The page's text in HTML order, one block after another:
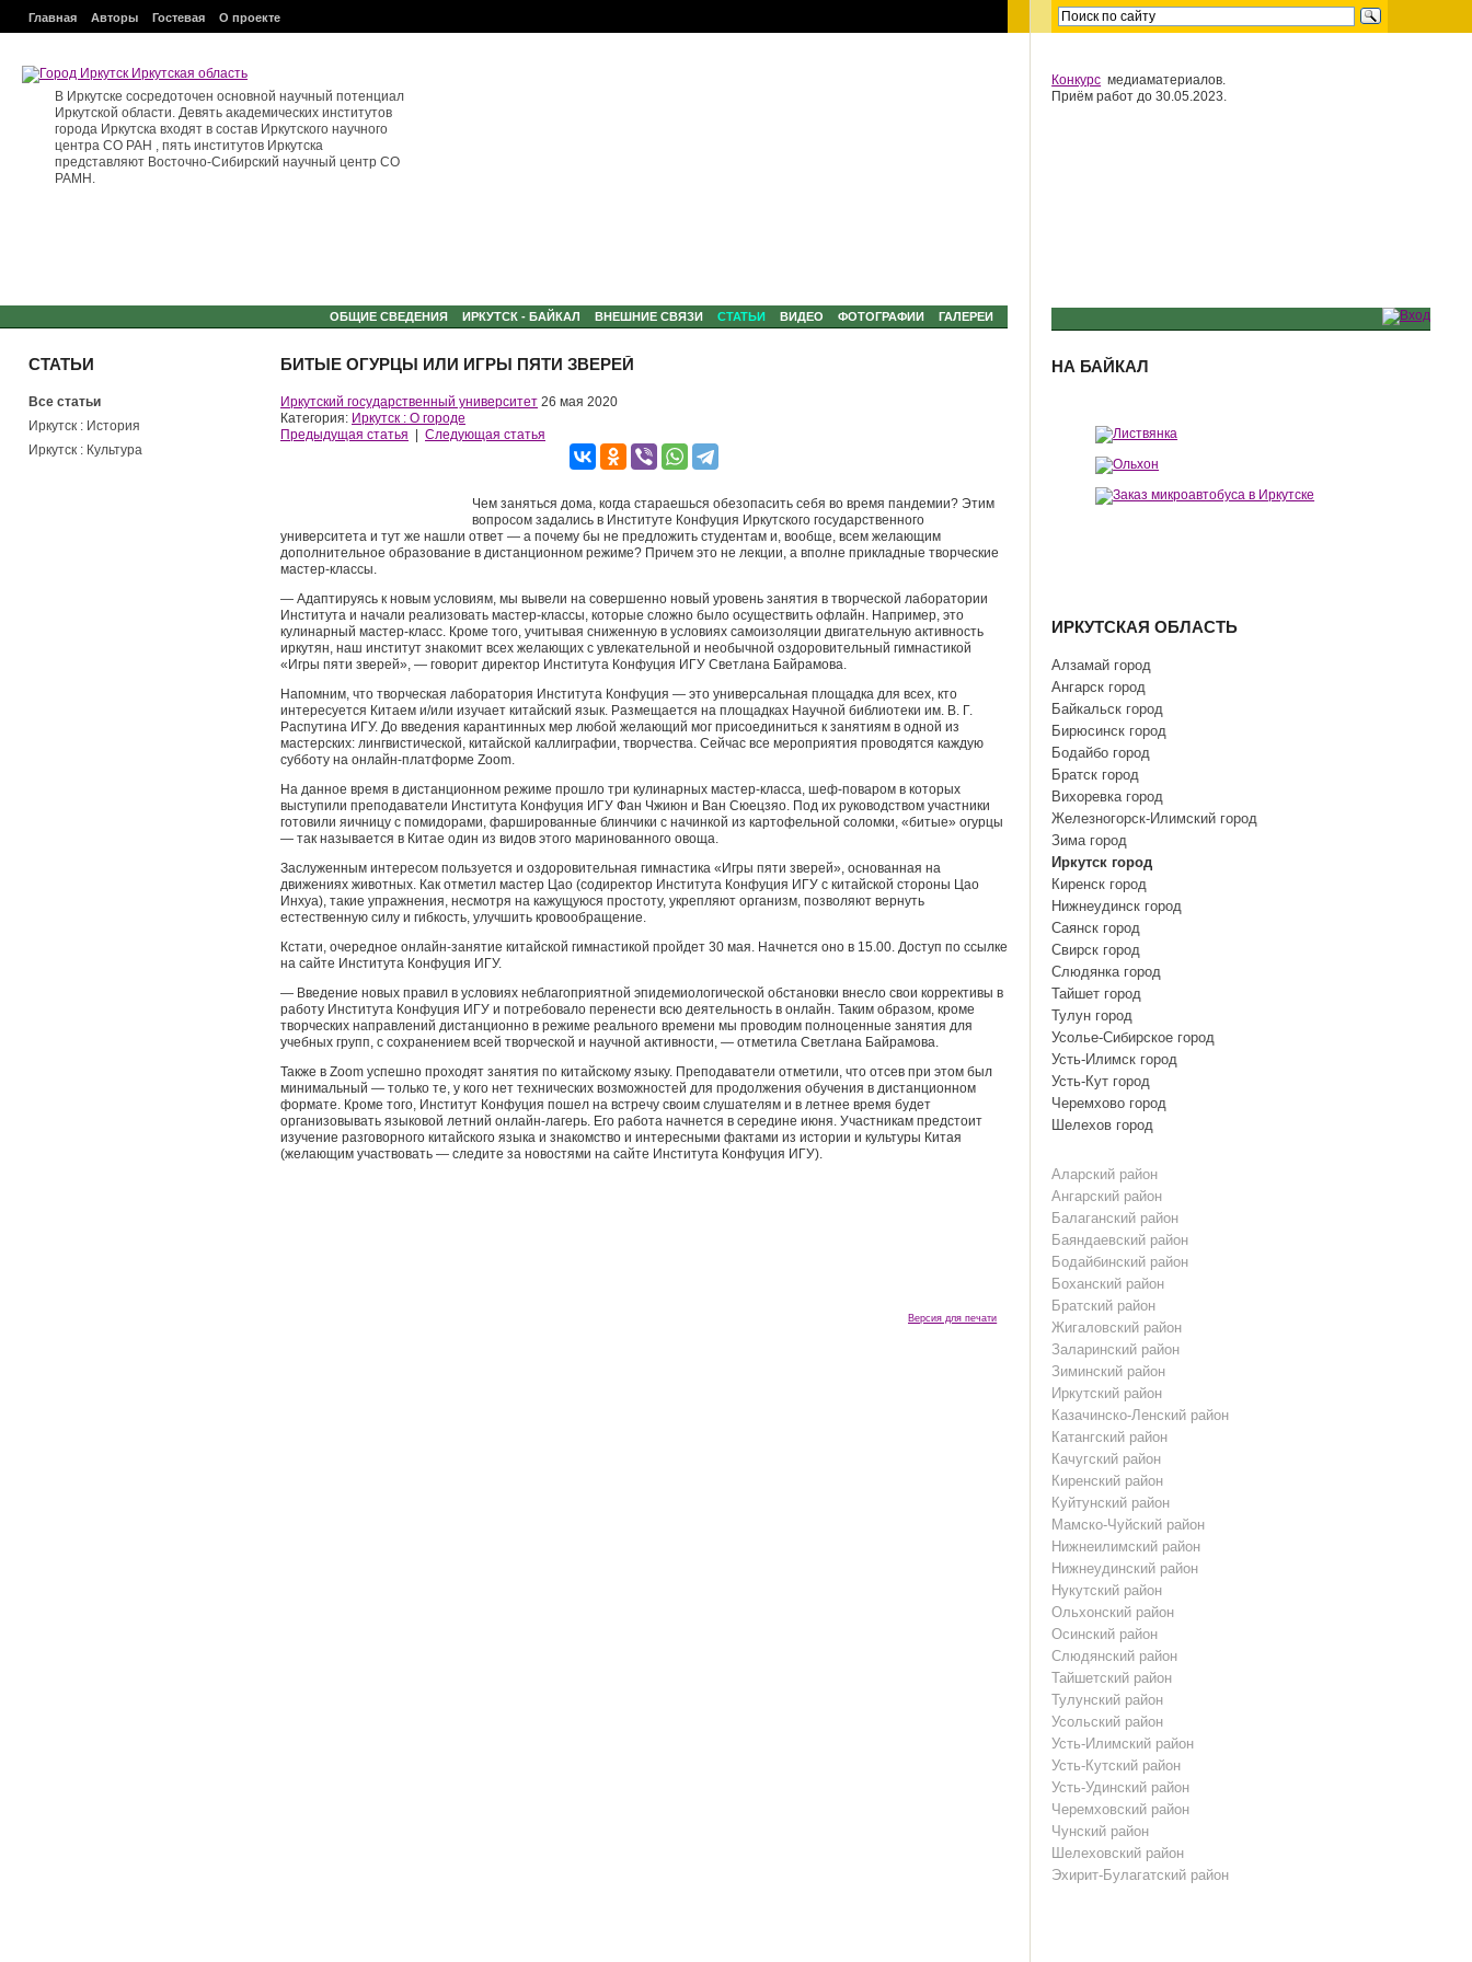
Главная Авторы Гостевая О проекте
В Иркутске сосредоточен основной научный потенциал
Иркутской области. Девять академических институтов
города Иркутска входят в состав Иркутского научного
центра СО РАН , пять институтов Иркутска
представляют Восточно-Сибирский научный центр СО
РАМН.
ОБЩИЕ СВЕДЕНИЯ ИРКУТСК - БАЙКАЛ ВНЕШНИЕ СВЯЗИ СТАТЬИ ВИДЕО ФОТОГРАФИИ ГАЛЕРЕИ
СТАТЬИ
Все статьи
Иркутск : История
Иркутск : Культура
БИТЫЕ ОГУРЦЫ ИЛИ ИГРЫ ПЯТИ ЗВЕРЕЙ
Иркутский государственный университет 26 мая 2020
Категория: Иркутск : О городе
Предыдущая статья
Следующая статья
Чем заняться дома, когда стараешься обезопасить себя во время пандемии? Этим
вопросом задались в Институте Конфуция Иркутского государственного
университета и тут же нашли ответ — а почему бы не предложить студентам и, вообще, всем желающим
дополнительное образование в дистанционном режиме? Причем это не лекции, а вполне прикладные творческие
мастер-классы.
— Адаптируясь к новым условиям, мы вывели на совершенно новый уровень занятия в творческой лаборатории
Института и начали реализовать мастер-классы, которые сложно было осуществить офлайн. Например, это
кулинарный мастер-класс. Кроме того, учитывая сниженную в условиях самоизоляции двигательную активность
иркутян, наш институт знакомит всех желающих с увлекательной и необычной оздоровительный гимнастикой
«Игры пяти зверей», — говорит директор Института Конфуция ИГУ Светлана Байрамова.
Напомним, что творческая лаборатория Института Конфуция — это универсальная площадка для всех, кто
интересуется Китаем и/или изучает китайский язык. Размещается на площадках Научной библиотеки им. В. Г.
Распутина ИГУ. До введения карантинных мер любой желающий мог присоединиться к занятиям в одной из
мастерских: лингвистической, китайской каллиграфии, творчества. Сейчас все мероприятия проводятся каждую
субботу на онлайн-платформе Zoom.
На данное время в дистанционном режиме прошло три кулинарных мастер-класса, шеф-поваром в которых
выступили преподаватели Института Конфуция ИГУ Фан Чжиюн и Ван Сюецзяо. Под их руководством участники
готовили яичницу с помидорами, фаршированные блинчики с начинкой из картофельной соломки, «битые» огурцы
— так называется в Китае один из видов этого маринованного овоща.
Заслуженным интересом пользуется и оздоровительная гимнастика «Игры пяти зверей», основанная на
движениях животных. Как отметил мастер Цао (содиректор Института Конфуция ИГУ с китайской стороны Цао
Инхуа), такие упражнения, несмотря на кажущуюся простоту, укрепляют организм, позволяют вернуть
естественную силу и гибкость, улучшить кровообращение.
Кстати, очередное онлайн-занятие китайской гимнастикой пройдет 30 мая. Начнется оно в 15.00. Доступ по ссылке
на сайте Института Конфуция ИГУ.
— Введение новых правил в условиях неблагоприятной эпидемиологической обстановки внесло свои коррективы в
работу Института Конфуция ИГУ и потребовало перенести всю деятельность в онлайн. Таким образом, кроме
творческих направлений дистанционно в режиме реального времени мы проводим полноценные занятия для
учебных групп, с сохранением всей творческой и научной активности, — отметила Светлана Байрамова.
Также в Zoom успешно проходят занятия по китайскому языку. Преподаватели отметили, что отсев при этом был
минимальный — только те, у кого нет технических возможностей для продолжения обучения в дистанционном
формате. Кроме того, Институт Конфуция пошел на встречу своим слушателям и в летнее время будет
организовывать языковой летний онлайн-лагерь. Его работа начнется в середине июня. Участникам предстоит
изучение разговорного китайского языка и знакомство и интересными фактами из истории и культуры Китая
(желающим участвовать — следите за новостями на сайте Института Конфуция ИГУ).
Версия для печати
Конкурс медиаматериалов.
Приём работ до 30.05.2023.
НА БАЙКАЛ
ИРКУТСКАЯ ОБЛАСТЬ
Алзамай город
Ангарск город
Байкальск город
Бирюсинск город
Бодайбо город
Братск город
Вихоревка город
Железногорск-Илимский город
Зима город
Иркутск город
Киренск город
Нижнеудинск город
Саянск город
Свирск город
Слюдянка город
Тайшет город
Тулун город
Усолье-Сибирское город
Усть-Илимск город
Усть-Кут город
Черемхово город
Шелехов город
Аларский район
Ангарский район
Балаганский район
Баяндаевский район
Бодайбинский район
Боханский район
Братский район
Жигаловский район
Заларинский район
Зиминский район
Иркутский район
Казачинско-Ленский район
Катангский район
Качугский район
Киренский район
Куйтунский район
Мамско-Чуйский район
Нижнеилимский район
Нижнеудинский район
Нукутский район
Ольхонский район
Осинский район
Слюдянский район
Тайшетский район
Тулунский район
Усольский район
Усть-Илимский район
Усть-Кутский район
Усть-Удинский район
Черемховский район
Чунский район
Шелеховский район
Эхирит-Булагатский район